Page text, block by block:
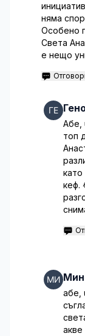
няма
Особено
Света
е нещо
Абе,
топ
кеф.
абе,